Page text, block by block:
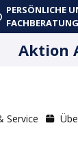
PERSÖNLICHE
FACHBERATUNG
Aktion
Service